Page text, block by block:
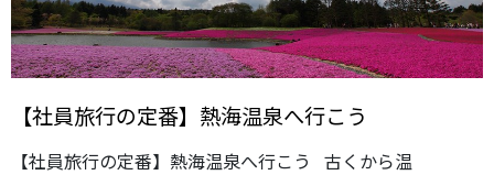
【社員旅行の定番】熱海温泉へ行こう
【社員旅行の定番】熱海温泉へ行こう 古くから温